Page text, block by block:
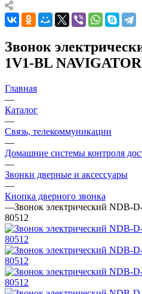
Звонок
1V1-BL NAVIGATOR
Главная
—
Каталог
—
Связь, телекоммуникации
—
Домашние системы контроля
—
Звонки дверные и аксессуары
—
Кнопка дверного звонка
—Звонок электрический NDB-
80512